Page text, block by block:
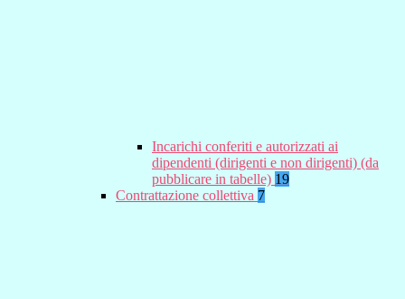
Incarichi conferiti e autorizzati ai
dipendenti (dirigenti e non dirigenti) (da
pubblicare in tabelle) 19
Contrattazione collettiva 7